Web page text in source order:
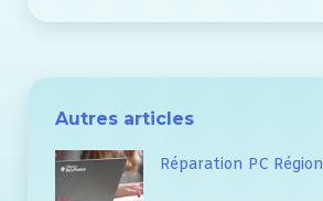
Autres articles
Réparation PC Région